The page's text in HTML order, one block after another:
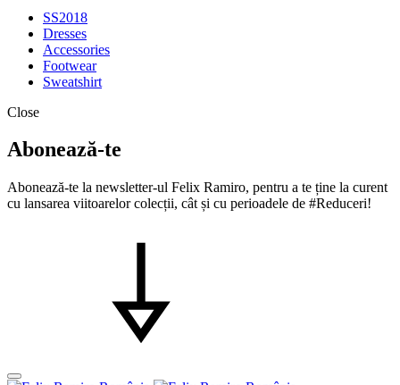
SS2018
Dresses
Accessories
Footwear
Sweatshirt
Close
Abonează-te
Abonează-te la newsletter-ul Felix Ramiro, pentru a te ține la curent
cu lansarea viitoarelor colecții, cât și cu perioadele de #Reduceri!